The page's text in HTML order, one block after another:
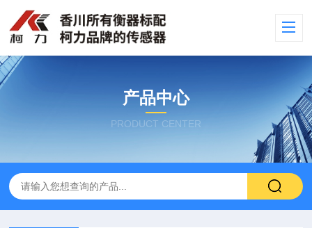
产品中心
PRODUCT CENTER